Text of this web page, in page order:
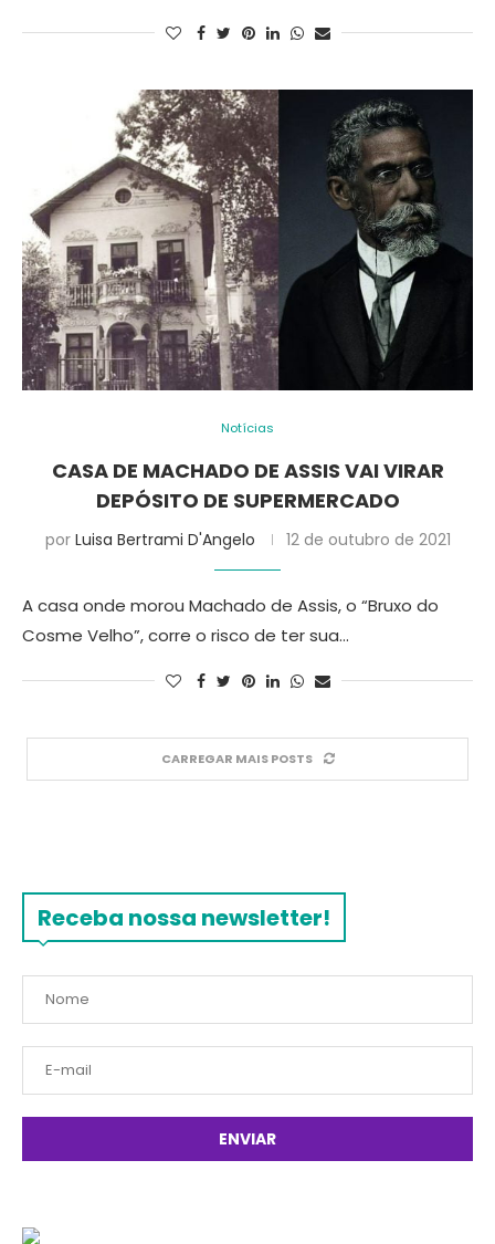
Notícias
CASA DE MACHADO DE ASSIS VAI VIRAR
DEPÓSITO DE SUPERMERCADO
por Luisa Bertrami D'Angelo 12 de outubro de 2021
A casa onde morou Machado de Assis, o “Bruxo do
Cosme Velho”, corre o risco de ter sua…
CARREGAR MAIS POSTS
Receba nossa newsletter!